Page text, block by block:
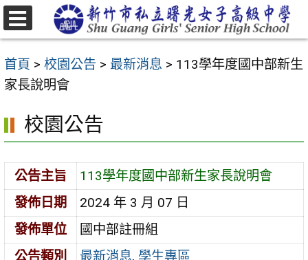
跳
至
要
內
區
首頁 > 校園公告 > 最新消息 > 113學年度國中部新生
家長說明會
校園公告
公告主旨
113學年度國中部新生家長說明會
發佈日期
2024 年 3 月 07 日
發佈單位
國中部註冊組
公告類別
最新消息, 學生專區
選
單